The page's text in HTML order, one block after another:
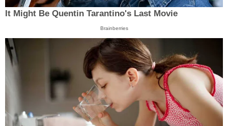
It Might Be Quentin Tarantino's Last Movie
Brainberries